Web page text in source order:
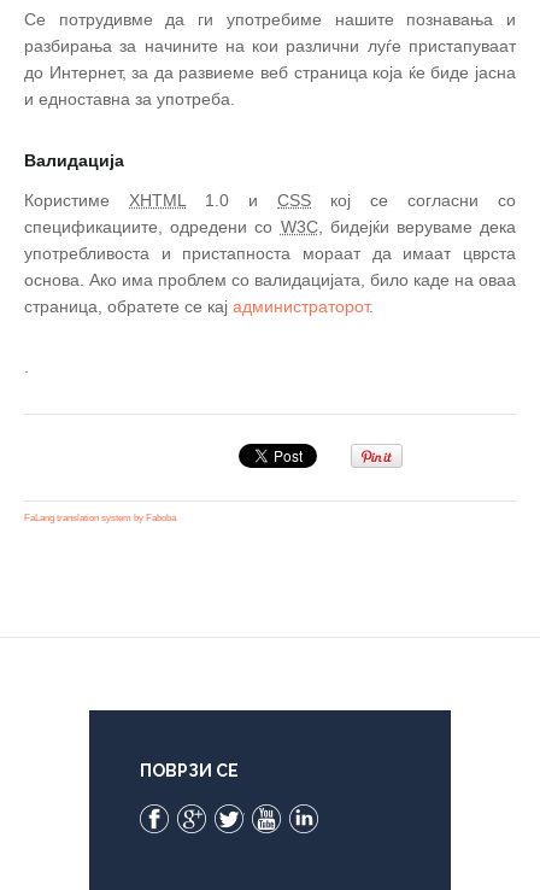
Се потрудивме да ги употребиме нашите познавања и
разбирања за начините на кои различни луѓе пристапуваат
до Интернет, за да развиеме веб страница која ќе биде јасна
и едноставна за употреба.
Валидација
Користиме XHTML 1.0 и CSS кој се согласни со
спецификациите, одредени со W3C, бидејќи веруваме дека
употребливоста и пристапноста мораат да имаат цврста
основа. Ако има проблем со валидацијата, било каде на оваа
страница, обратете се кај администраторот.
FaLang translation system by Faboba
ПОВРЗИ СЕ
Facebook
Google+
TwitterYouTube